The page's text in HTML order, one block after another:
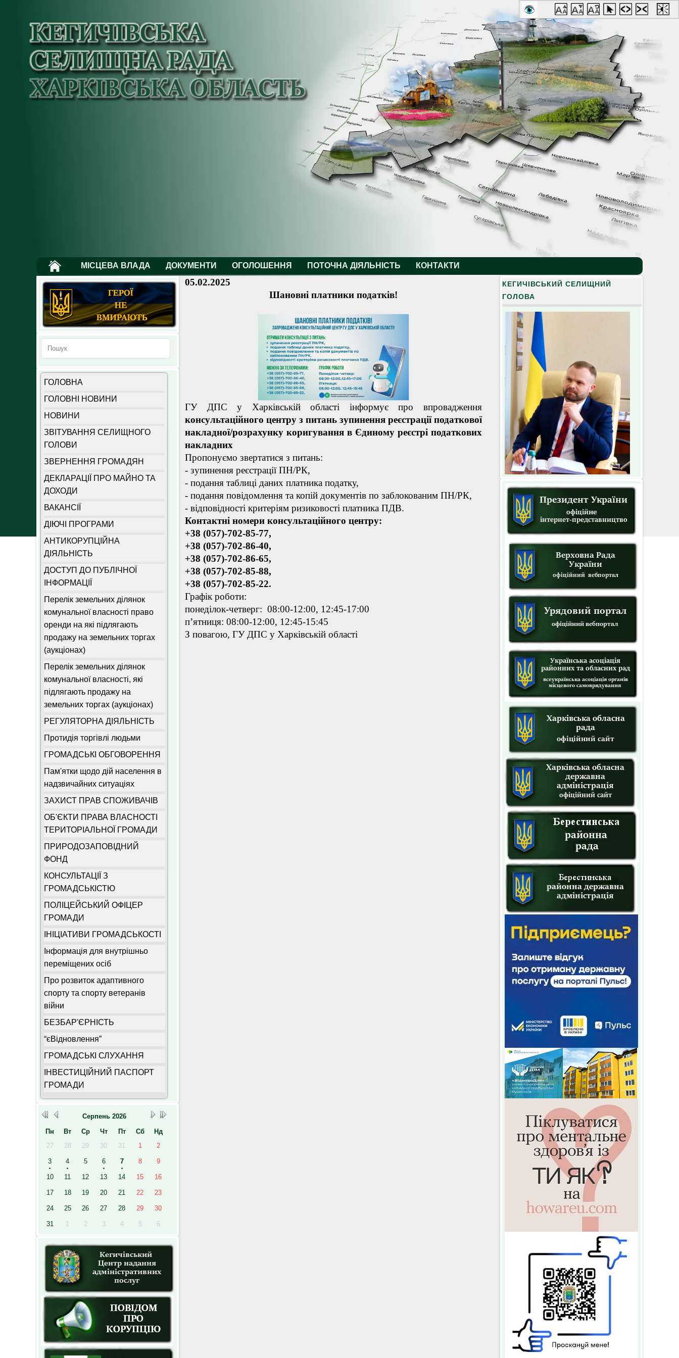
by
МІСЦЕВА ВЛАДА ДОКУМЕНТИ ОГОЛОШЕННЯ ПОТОЧНА ДІЯЛЬНІСТЬ КОНТАКТИ
ГОЛОВНА
ГОЛОВНІ НОВИНИ
НОВИНИ
ЗВІТУВАННЯ СЕЛИЩНОГО
ГОЛОВИ
ЗВЕРНЕННЯ ГРОМАДЯН
ДЕКЛАРАЦІЇ ПРО МАЙНО ТА
ДОХОДИ
ВАКАНСІЇ
ДІЮЧІ ПРОГРАМИ
АНТИКОРУПЦІЙНА
ДІЯЛЬНІСТЬ
ДОСТУП ДО ПУБЛІЧНОЇ
ІНФОРМАЦІЇ
Перелік земельних ділянок
комунальної власності право
оренди на які підлягають
продажу на земельних торгах
(аукціонах)
Перелік земельних ділянок
комунальної власності, які
підлягають продажу на
земельних торгах (аукціонах)
РЕГУЛЯТОРНА ДІЯЛЬНІСТЬ
Протидія торгівлі людьми
ГРОМАДСЬКІ ОБГОВОРЕННЯ
Пам'ятки щодо дій населення в
надзвичайних ситуаціях
ЗАХИСТ ПРАВ СПОЖИВАЧІВ
ОБ'ЄКТИ ПРАВА ВЛАСНОСТІ
ТЕРИТОРІАЛЬНОЇ ГРОМАДИ
ПРИРОДОЗАПОВІДНИЙ
ФОНД
КОНСУЛЬТАЦІЇ З
ГРОМАДСЬКІСТЮ
ПОЛІЦЕЙСЬКИЙ ОФІЦЕР
ГРОМАДИ
ІНІЦІАТИВИ ГРОМАДСЬКОСТІ
Інформація для внутрішньо
переміщених осіб
Про розвиток адаптивного
спорту та спорту ветеранів
війни
БЕЗБАР'ЄРНІСТЬ
“єВідновлення”
ГРОМАДСЬКІ СЛУХАННЯ
ІНВЕСТИЦІЙНИЙ ПАСПОРТ
ГРОМАДИ
Серпень 2026
Пн
Вт Ср Чт Пт Сб
Нд
27
28 29 30 31 1 2
3 4 5 6 7 8 9
10 11 12 13 14 15 16
17 18 19 20 21 22 23
24 25 26 27 28 29 30
31 1 2 3 4 5 6
КЕГИЧІВСЬКИЙ СЕЛИЩНИЙ
ГОЛОВА
05.02.2025
Шановні платники податків!
ГУ ДПС у Харківській області інформує про впровадження
консультаційного центру з питань зупинення реєстрації податкової
накладної/розрахунку коригування в Єдиному реєстрі податкових
накладних
Пропонуємо звертатися з питань:
- зупинення реєстрації ПН/РК,
- подання таблиці даних платника податку,
- подання повідомлення та копій документів по заблокованим ПН/РК,
- відповідності критеріям ризиковості платника ПДВ.
Контактні номери консультаційного центру:
+38 (057)-702-85-77,
+38 (057)-702-86-40,
+38 (057)-702-86-65,
+38 (057)-702-85-88,
+38 (057)-702-85-22.
Графік роботи:
понеділок-четверг: 08:00-12:00, 12:45-17:00
п’ятниця: 08:00-12:00, 12:45-15:45
З повагою, ГУ ДПС у Харківській області